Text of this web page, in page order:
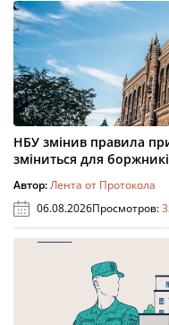
НБУ змінив правила
зміниться для
Автор:Лента от Протокола
06.08.2026Просмотров: